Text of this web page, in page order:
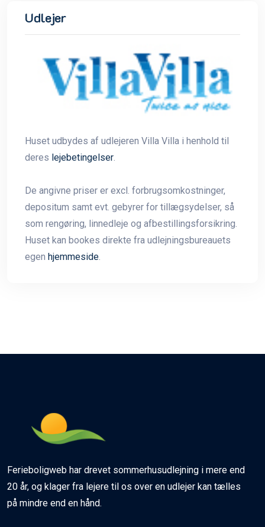
Udlejer
Huset udbydes af udlejeren Villa Villa i henhold til
deres lejebetingelser.
De angivne priser er excl. forbrugsomkostninger,
depositum samt evt. gebyrer for tillægsydelser, så
som rengøring, linnedleje og afbestillingsforsikring.
Huset kan bookes direkte fra udlejningsbureauets
egen hjemmeside.
Ferieboligweb har drevet sommerhusudlejning i mere end
20 år, og klager fra lejere til os over en udlejer kan tælles
på mindre end en hånd.